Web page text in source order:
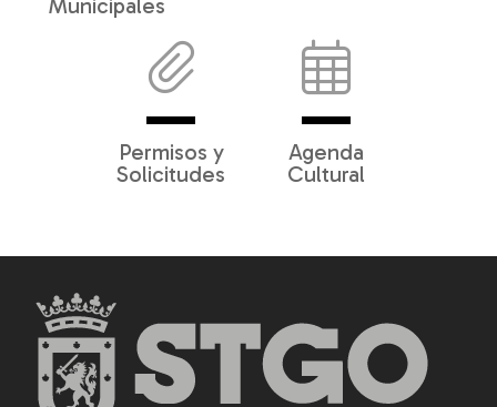
Permisos y
Solicitudes
Agenda
Cultural